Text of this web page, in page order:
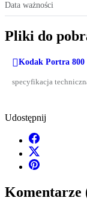
Data ważności
Pliki do
Kodak Portra 800
specyfikacja
Udostępnij
Komentarze